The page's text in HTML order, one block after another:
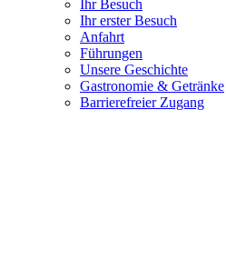
Ihr Besuch
Ihr erster Besuch
Anfahrt
Führungen
Unsere Geschichte
Gastronomie & Getränke
Barrierefreier Zugang